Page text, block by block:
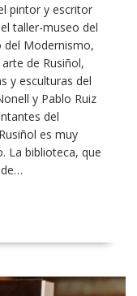
pintor y escritor
taller-museo del
del Modernismo,
de Rusiñol,
y esculturas del
y Pablo Ruiz
del
es muy
La biblioteca, que